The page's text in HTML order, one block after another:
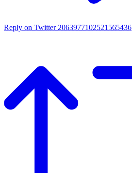
Reply on Twitter 2063977102521565436